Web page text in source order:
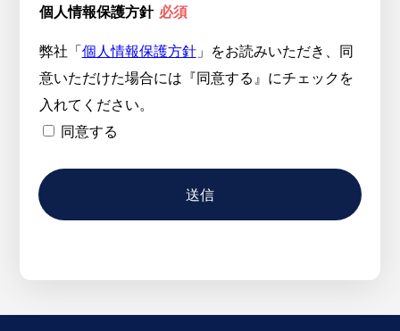
個人情報保護方針 必須
弊社「 個人情報保護方針」をお読みいただき、同
意いただけた場合には『同意する』にチェックを
入れてください。
同意する